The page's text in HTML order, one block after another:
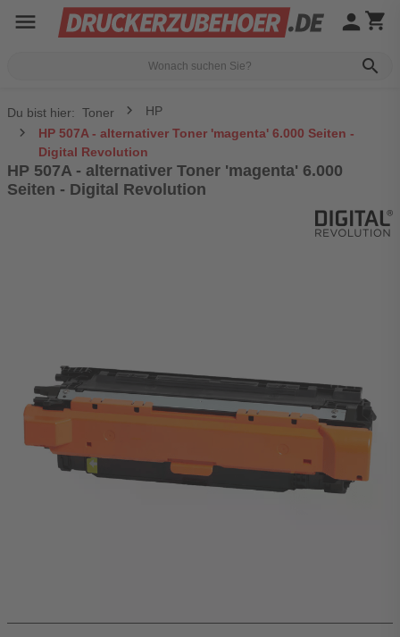
menu
search
person shopping_cart
Du bist hier: Toner
HP
HP 507A - alternativer Toner 'magenta' 6.000 Seiten -
Digital Revolution
HP 507A - alternativer Toner 'magenta' 6.000
Seiten - Digital Revolution